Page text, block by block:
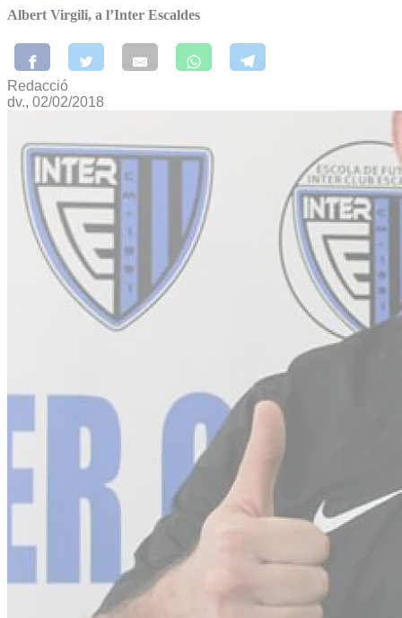
Albert Virgili, a l’Inter Escaldes
Redacció
dv., 02/02/2018